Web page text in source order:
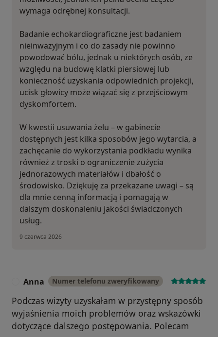
wymaga odrębnej konsultacji.
Badanie echokardiograficzne jest badaniem
nieinwazyjnym i co do zasady nie powinno
powodować bólu, jednak u niektórych osób, ze
względu na budowę klatki piersiowej lub
konieczność uzyskania odpowiednich projekcji,
ucisk głowicy może wiązać się z przejściowym
dyskomfortem.
W kwestii usuwania żelu – w gabinecie
dostępnych jest kilka sposobów jego wytarcia, a
zachęcanie do wykorzystania podkładu wynika
również z troski o ograniczenie zużycia
jednorazowych materiałów i dbałość o
środowisko. Dziękuję za przekazane uwagi – są
dla mnie cenną informacją i pomagają w
dalszym doskonaleniu jakości świadczonych
usług.
9 czerwca 2026
Anna Numer telefonu zweryfikowany
Podczas wizyty uzyskałam w przystępny sposób
wyjaśnienia moich problemów oraz wskazówki
dotyczące dalszego postępowania. Polecam